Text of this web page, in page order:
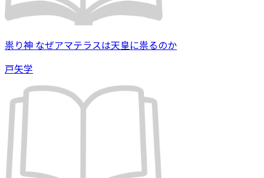
祟り神 なぜアマテラスは天皇に祟るのか
戸矢学